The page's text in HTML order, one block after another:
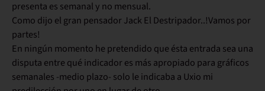
presenta es semanal y no mensual.
Como dijo el gran pensador Jack El Destripador..!Vamos por
partes!
En ningún momento he pretendido que ésta entrada sea una
disputa entre qué indicador es más apropiado para gráficos
semanales -medio plazo- solo le indicaba a Uxio mi